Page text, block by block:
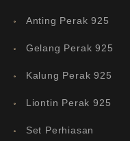
Anting Perak 925
Gelang Perak 925
Kalung Perak 925
Liontin Perak 925
Set Perhiasan